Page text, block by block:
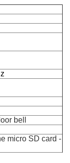
bell
micro SD card -